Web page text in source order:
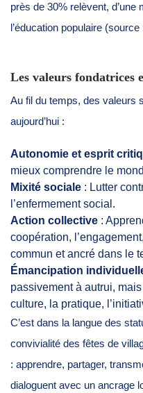
près de 30% relèvent, d’une
l’éducation populaire
Les valeurs fondatrices
Au fil du temps, des valeurs
aujourd’hui :
Autonomie et esprit
mieux comprendre le
Mixité sociale : Lutter
l’enfermement social.
Action collective :
coopération,
commun et ancré dans le
Émancipation
passivement à autrui,
culture, la pratique,
C’est dans la langue des
convivialité des fêtes de
: apprendre, partager,
dialoguent avec un ancrage